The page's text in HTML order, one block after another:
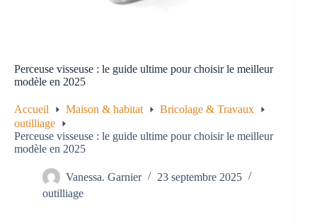
Perceuse visseuse : le guide ultime pour choisir le meilleur
modèle en 2025
Accueil Maison & habitat
Bricolage & Travaux
outilliage
Perceuse visseuse : le guide ultime pour choisir le meilleur
modèle en 2025
Vanessa. Garnier
23 septembre 2025
outilliage